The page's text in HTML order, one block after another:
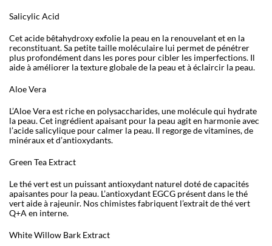
Salicylic Acid
Cet acide bêtahydroxy exfolie la peau en la renouvelant et en la
reconstituant. Sa petite taille moléculaire lui permet de pénétrer
plus profondément dans les pores pour cibler les imperfections. Il
aide à améliorer la texture globale de la peau et à éclaircir la peau.
Aloe Vera
L’Aloe Vera est riche en polysaccharides, une molécule qui hydrate
la peau. Cet ingrédient apaisant pour la peau agit en harmonie avec
l’acide salicylique pour calmer la peau. Il regorge de vitamines, de
minéraux et d’antioxydants.
Green Tea Extract
Le thé vert est un puissant antioxydant naturel doté de capacités
apaisantes pour la peau. L’antioxydant EGCG présent dans le thé
vert aide à rajeunir. Nos chimistes fabriquent l’extrait de thé vert
Q+A en interne.
White Willow Bark Extract